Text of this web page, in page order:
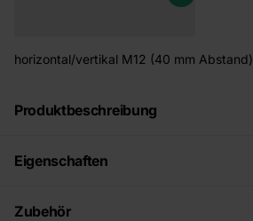
horizontal/vertikal M12 (40 mm Abstand)
Produktbeschreibung
Eigenschaften
Zubehör